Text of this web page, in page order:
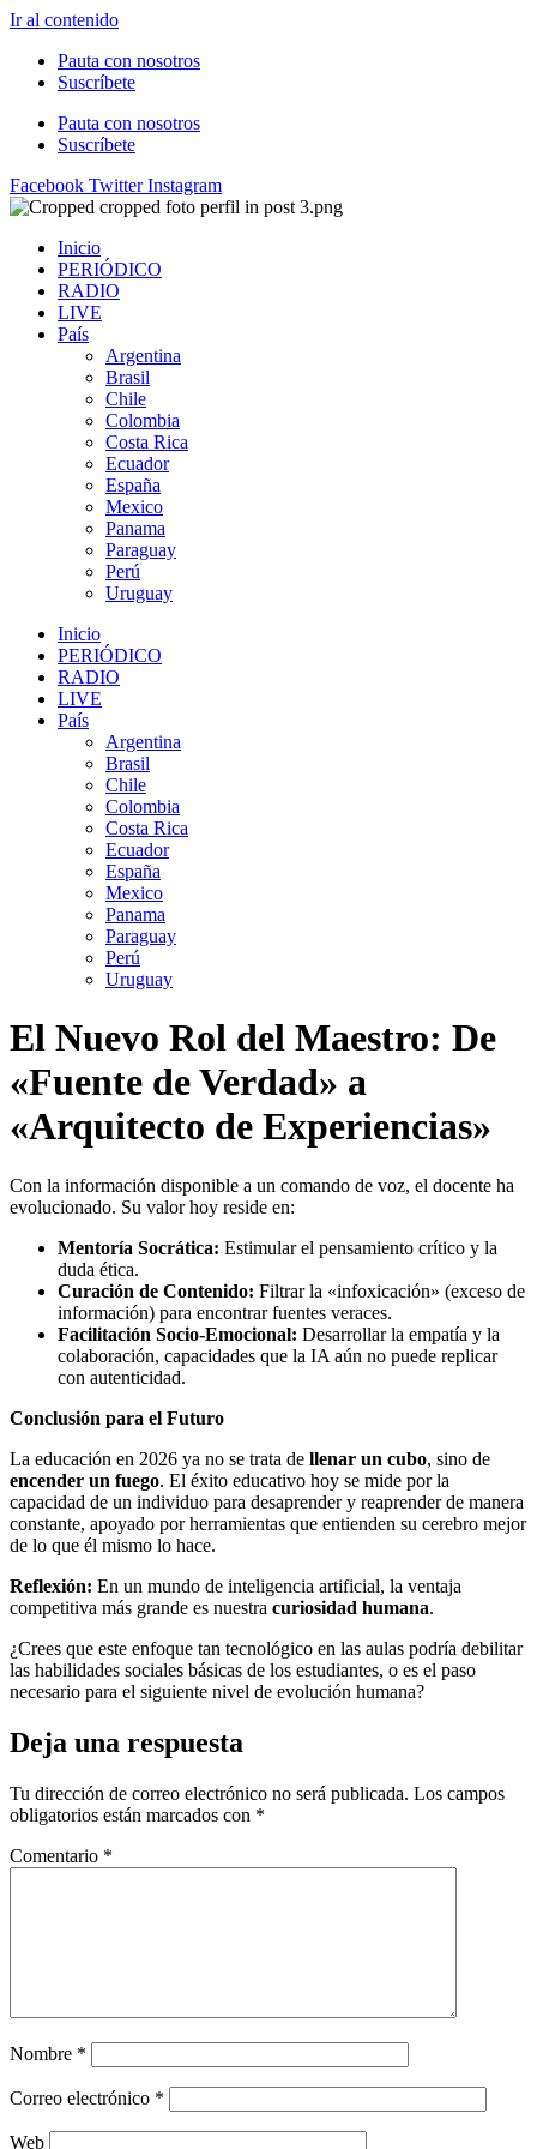
Ir al contenido
Pauta con nosotros
Suscríbete
Pauta con nosotros
Suscríbete
Facebook Twitter Instagram
Inicio
PERIÓDICO
RADIO
LIVE
País
Argentina
Brasil
Chile
Colombia
Costa Rica
Ecuador
España
Mexico
Panama
Paraguay
Perú
Uruguay
Inicio
PERIÓDICO
RADIO
LIVE
País
Argentina
Brasil
Chile
Colombia
Costa Rica
Ecuador
España
Mexico
Panama
Paraguay
Perú
Uruguay
El Nuevo Rol del Maestro: De
«Fuente de Verdad» a
«Arquitecto de Experiencias»
Con la información disponible a un comando de voz, el docente ha
evolucionado. Su valor hoy reside en:
Mentoría Socrática: Estimular el pensamiento crítico y la
duda ética.
Curación de Contenido: Filtrar la «infoxicación» (exceso de
información) para encontrar fuentes veraces.
Facilitación Socio-Emocional: Desarrollar la empatía y la
colaboración, capacidades que la IA aún no puede replicar
con autenticidad.
Conclusión para el Futuro
La educación en 2026 ya no se trata de llenar un cubo, sino de
encender un fuego. El éxito educativo hoy se mide por la
capacidad de un individuo para desaprender y reaprender de manera
constante, apoyado por herramientas que entienden su cerebro mejor
de lo que él mismo lo hace.
Reflexión: En un mundo de inteligencia artificial, la ventaja
competitiva más grande es nuestra curiosidad humana.
¿Crees que este enfoque tan tecnológico en las aulas podría debilitar
las habilidades sociales básicas de los estudiantes, o es el paso
necesario para el siguiente nivel de evolución humana?
Deja una respuesta
Tu dirección de correo electrónico no será publicada. Los campos
obligatorios están marcados con *
Comentario *
Nombre *
Correo electrónico *
Web